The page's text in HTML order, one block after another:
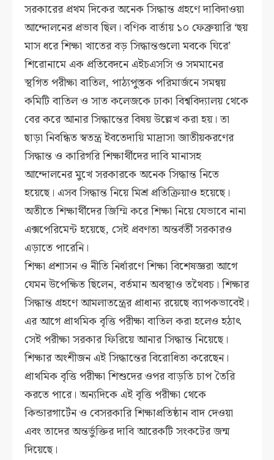
সরকারের প্রথম দিকের অনেক সিদ্ধান্ত গ্রহণে দাবিদাওয়া
আন্দোলনের প্রভাব ছিল। বণিক বার্তায় ১০ ফেব্রুয়ারি ‘ছয়
মাস ধরে শিক্ষা খাতের বড় সিদ্ধান্তগুলো মবকে ঘিরে’
শিরোনামে এক প্রতিবেদনে এইচএসসি ও সমমানের
স্থগিত পরীক্ষা বাতিল, পাঠ্যপুস্তক পরিমার্জনে সমন্বয়
কমিটি বাতিল ও সাত কলেজকে ঢাকা বিশ্ববিদ্যালয় থেকে
বের করে আনার সিদ্ধান্তের বিষয় উল্লেখ করা হয়। তা
ছাড়া নিবন্ধিত স্বতন্ত্র ইবতেদায়ি মাদ্রাসা জাতীয়করণের
সিদ্ধান্ত ও কারিগরি শিক্ষার্থীদের দাবি মানাসহ
আন্দোলনের মুখে সরকারকে অনেক সিদ্ধান্ত নিতে
হয়েছে। এসব সিদ্ধান্ত নিয়ে মিশ্র প্রতিক্রিয়াও হয়েছে।
অতীতে শিক্ষার্থীদের জিম্মি করে শিক্ষা নিয়ে যেভাবে নানা
এক্সপেরিমেন্ট হয়েছে, সেই প্রবণতা অন্তর্বর্তী সরকারও
এড়াতে পারেনি।
শিক্ষা প্রশাসন ও নীতি নির্ধারণে শিক্ষা বিশেষজ্ঞরা আগে
যেমন উপেক্ষিত ছিলেন, বর্তমান অবস্থাও তথৈবচ। শিক্ষার
সিদ্ধান্ত গ্রহণে আমলাতন্ত্রের প্রাধান্য রয়েছে ব্যাপকভাবেই।
এর আগে প্রাথমিক বৃত্তি পরীক্ষা বাতিল করা হলেও হঠাৎ
সেই পরীক্ষা সরকার ফিরিয়ে আনার সিদ্ধান্ত নিয়েছে।
শিক্ষার অংশীজন এই সিদ্ধান্তের বিরোধিতা করেছেন।
প্রাথমিক বৃত্তি পরীক্ষা শিশুদের ওপর বাড়তি চাপ তৈরি
করতে পারে। অন্যদিকে এই বৃত্তি পরীক্ষা থেকে
কিন্ডারগার্টেন ও বেসরকারি শিক্ষাপ্রতিষ্ঠান বাদ দেওয়া
এবং তাদের অন্তর্ভুক্তির দাবি আরেকটি সংকটের জন্ম
দিয়েছে।